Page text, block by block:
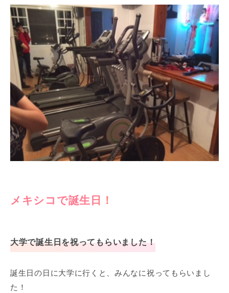
メキシコで誕生日！
大学で誕生日を祝ってもらいました！
誕生日の日に大学に行くと、みんなに祝ってもらいまし
た！